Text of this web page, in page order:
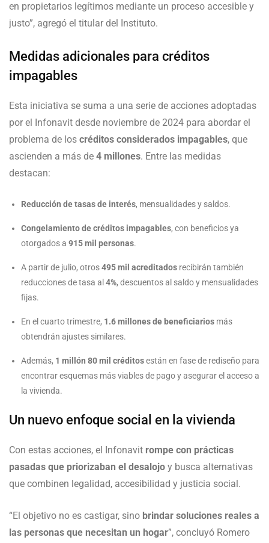
en propietarios legítimos mediante un proceso accesible y
justo”, agregó el titular del Instituto.
Medidas adicionales para créditos
impagables
Esta iniciativa se suma a una serie de acciones adoptadas
por el Infonavit desde noviembre de 2024 para abordar el
problema de los créditos considerados impagables, que
ascienden a más de 4 millones. Entre las medidas
destacan:
Reducción de tasas de interés, mensualidades y saldos.
Congelamiento de créditos impagables, con beneficios ya
otorgados a 915 mil personas.
A partir de julio, otros495 mil acreditados recibirán también
reducciones de tasa al 4%, descuentos al saldo y mensualidades
fijas.
En el cuarto trimestre, 1.6 millones de beneficiarios más
obtendrán ajustes similares.
Además, 1 millón 80 mil créditosestán en fase de rediseño para
encontrar esquemas más viables de pago y asegurar el acceso a
la vivienda.
Un nuevo enfoque social en la vivienda
Con estas acciones, el Infonavit rompe con prácticas
pasadas que priorizaban el desalojo y busca alternativas
que combinen legalidad, accesibilidad y justicia social.
“El objetivo no es castigar, sino brindar soluciones reales a
las personas que necesitan un hogar”, concluyó Romero